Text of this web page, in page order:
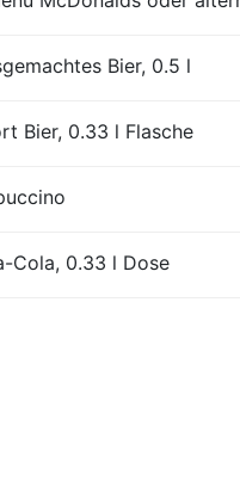
Bier, 0.5 l
Bier, 0.33 l Flasche
Cola, 0.33 l Dose